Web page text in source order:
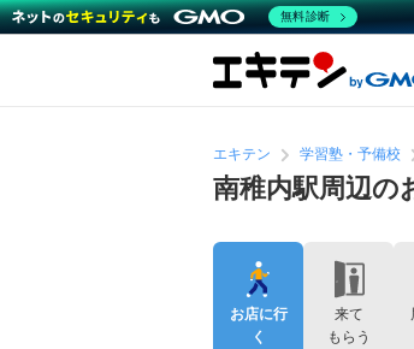
エキテン 学習塾・予備校
南稚内駅周辺の
お店に行
く
来て
もらう
無料診断